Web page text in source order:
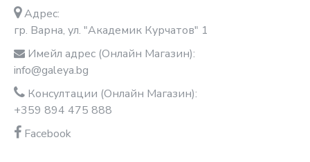
Адрес:
гр. Варна, ул. "Академик Курчатов" 1
Имейл адрес (Онлайн Магазин):
info@galeya.bg
Консултации (Онлайн Магазин):
+359 894 475 888
Facebook